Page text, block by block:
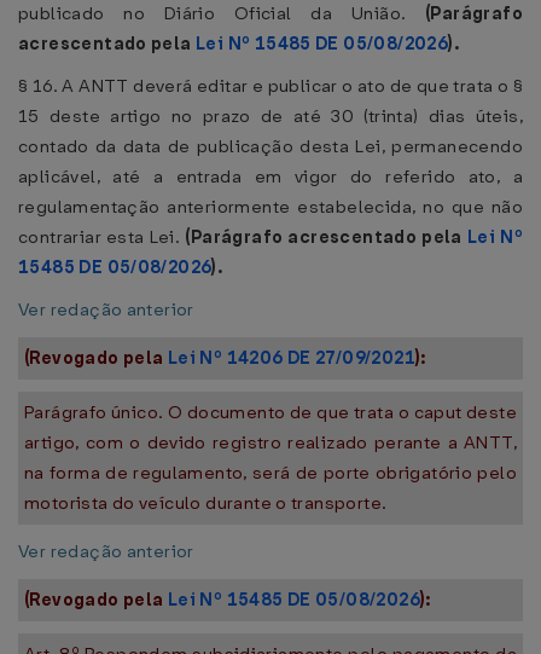
publicado no Diário Oficial da União. (Parágrafo
acrescentado pela Lei Nº 15485 DE 05/08/2026).
§ 16. A ANTT deverá editar e publicar o ato de que trata o §
15 deste artigo no prazo de até 30 (trinta) dias úteis,
contado da data de publicação desta Lei, permanecendo
aplicável, até a entrada em vigor do referido ato, a
regulamentação anteriormente estabelecida, no que não
contrariar esta Lei. (Parágrafo acrescentado pela Lei Nº
15485 DE 05/08/2026).
Ver redação anterior
(Revogado pela Lei Nº 14206 DE 27/09/2021):
Parágrafo único. O documento de que trata o caput deste
artigo, com o devido registro realizado perante a ANTT,
na forma de regulamento, será de porte obrigatório pelo
motorista do veículo durante o transporte.
Ver redação anterior
(Revogado pela Lei Nº 15485 DE 05/08/2026):